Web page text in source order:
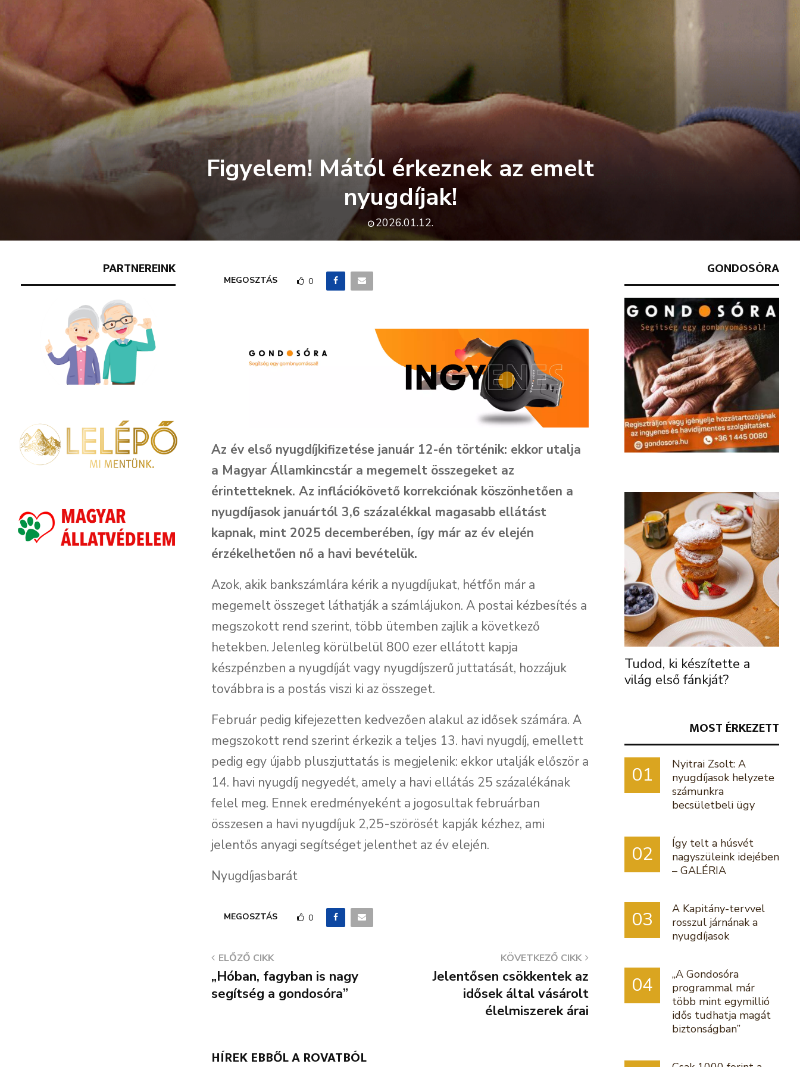
Figyelem! Mától érkeznek az emelt
nyugdíjak!
2026.01.12.
MEGOSZTÁS 0
Az év első nyugdíjkifizetése január 12-én történik: ekkor utalja
a Magyar Államkincstár a megemelt összegeket az
érintetteknek. Az inflációkövető korrekciónak köszönhetően a
nyugdíjasok januártól 3,6 százalékkal magasabb ellátást
kapnak, mint 2025 decemberében, így már az év elején
érzékelhetően nő a havi bevételük.
Azok, akik bankszámlára kérik a nyugdíjukat, hétfőn már a
megemelt összeget láthatják a számlájukon. A postai kézbesítés a
megszokott rend szerint, több ütemben zajlik a következő
hetekben. Jelenleg körülbelül 800 ezer ellátott kapja
készpénzben a nyugdíját vagy nyugdíjszerű juttatását, hozzájuk
továbbra is a postás viszi ki az összeget.
Február pedig kifejezetten kedvezően alakul az idősek számára. A
megszokott rend szerint érkezik a teljes 13. havi nyugdíj, emellett
pedig egy újabb pluszjuttatás is megjelenik: ekkor utalják először a
14. havi nyugdíj negyedét, amely a havi ellátás 25 százalékának
felel meg. Ennek eredményeként a jogosultak februárban
összesen a havi nyugdíjuk 2,25-szörösét kapják kézhez, ami
jelentős anyagi segítséget jelenthet az év elején.
Nyugdíjasbarát
MEGOSZTÁS 0
ELŐZŐ CIKK
„Hóban, fagyban is nagy
segítség a gondosóra”
KÖVETKEZŐ CIKK
Jelentősen csökkentek az
idősek által vásárolt
élelmiszerek árai
HÍREK EBBŐL A ROVATBÓL
PARTNEREINK GONDOSÓRA
Tudod, ki készítette a
világ első fánkját?
MOST ÉRKEZETT
01
Nyitrai Zsolt: A
nyugdíjasok helyzete
számunkra
becsületbeli ügy
02
Így telt a húsvét
nagyszüleink idejében
– GALÉRIA
03
A Kapitány-tervvel
rosszul járnának a
nyugdíjasok
04
„A Gondosóra
programmal már
több mint egymillió
idős tudhatja magát
biztonságban”